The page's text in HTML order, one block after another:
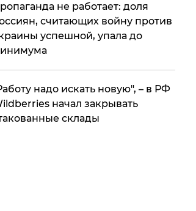
не работает: доля
считающих войну против
успешной, упала до
надо искать новую", – в РФ
начал закрывать
склады